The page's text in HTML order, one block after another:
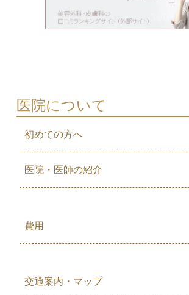
医院について
初めての方へ
医院・医師の紹介
費用
交通案内・マップ